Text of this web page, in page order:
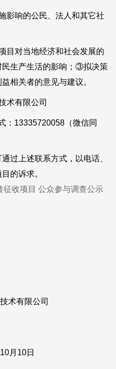
影响的公民、法人和其它社
目对当地经济和社会发展的
生产生活的影响；③拟决策
相关者的意见与建议。
术有限公司
13335720058（微信同
过上述联系方式，以电话、
的诉求。
收项目 公众参与调查公示
限公司
日